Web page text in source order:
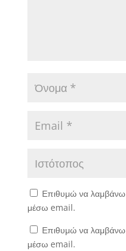
Επιθυμώ να λαμβάνω
μέσω email.
Επιθυμώ να λαμβάνω
μέσω email.